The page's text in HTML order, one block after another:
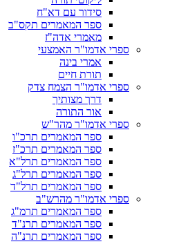
סידור עם דא"ח
ספר המאמרים תקס"ב
מאמרי אדה"ז
ספרי אדמו"ר האמצעי
אמרי בינה
תורת חיים
ספרי אדמו"ר הצמח צדק
דרך מצותיך
אור התורה
ספרי אדמו"ר מהר"ש
ספר המאמרים תרכ"ו
ספר המאמרים תרכ"ז
ספר המאמרים תרל"א
ספר המאמרים תרל"ג
ספר המאמרים תרל"ד
ספרי אדמו"ר מהרש"ב
ספר המאמרים תרמ"ג
ספר המאמרים תרנ"ד
ספר המאמרים תרנ"ה